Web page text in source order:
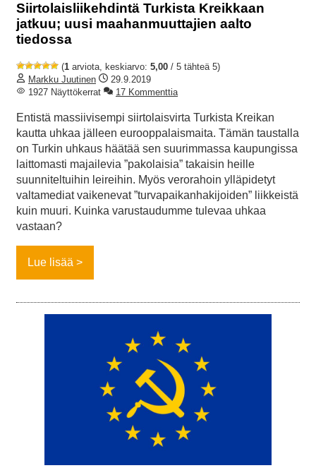
Siirtolaisliikehdintä Turkista Kreikkaan
jatkuu; uusi maahanmuuttajien aalto
tiedossa
(1 arviota, keskiarvo: 5,00 / 5 tähteä 5)
Markku Juutinen
29.9.2019
1927 Näyttökerrat
17 Kommenttia
Entistä massiivisempi siirtolaisvirta Turkista Kreikan
kautta uhkaa jälleen eurooppalaismaita. Tämän taustalla
on Turkin uhkaus häätää sen suurimmassa kaupungissa
laittomasti majailevia ”pakolaisia” takaisin heille
suunniteltuihin leireihin. Myös verorahoin ylläpidetyt
valtamediat vaikenevat ”turvapaikanhakijoiden” liikkeistä
kuin muuri. Kuinka varustaudumme tulevaa uhkaa
vastaan?
Lue lisää